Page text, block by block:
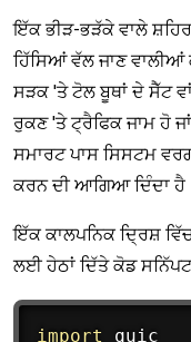
ਇੱਕ ਭੀੜ-ਭੜੱਕੇ ਵਾਲੇ
ਹਿੱਸਿਆਂ ਵੱਲ ਜਾਣ
ਸੜਕ 'ਤੇ ਟੋਲ ਬੂਥਾਂ ਦੇ ਸੈੱਟ
ਰੁਕਣ 'ਤੇ ਟ੍ਰੈਫਿਕ ਜਾਮ ਹੋ
ਸਮਾਰਟ ਪਾਸ ਸਿਸਟਮ
ਕਰਨ ਦੀ ਆਗਿਆ ਦਿੰਦਾ
ਇੱਕ ਕਾਲਪਨਿਕ ਦ੍ਰਿਸ਼
ਲਈ ਹੇਠਾਂ ਦਿੱਤੇ ਕੋਡ
import quic